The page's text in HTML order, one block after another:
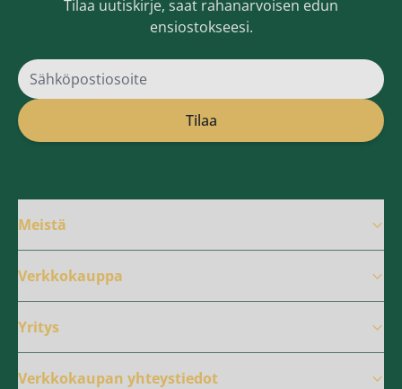
Tilaa uutiskirje, saat rahanarvoisen edun
ensiostokseesi.
Sähköpostiosoite
Tilaa
Meistä
Verkkokauppa
Yritys
Verkkokaupan yhteystiedot